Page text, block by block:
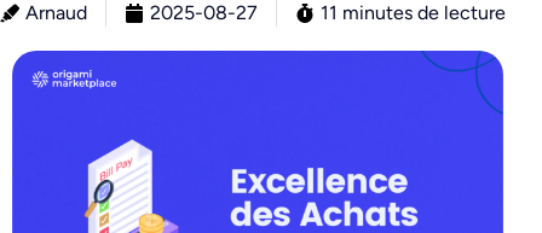
Arnaud 2025-08-27 11 minutes de lecture